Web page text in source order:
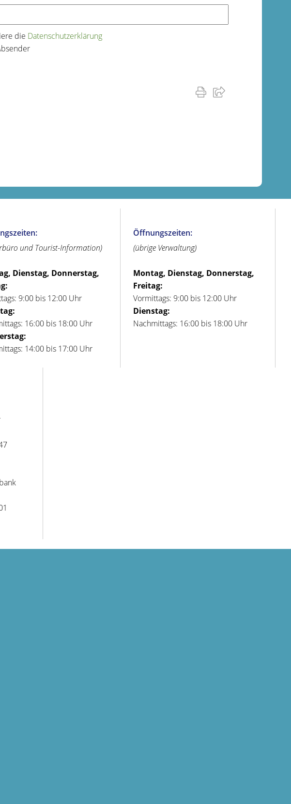
die Datenschutz­erklärung
und Tourist-Information)
Dienstag, Donnerstag,
9:00 bis 12:00 Uhr
16:00 bis 18:00 Uhr
14:00 bis 17:00 Uhr
Öffnungszeiten:
(übrige Verwaltung)
Montag, Dienstag, Donnerstag,
Freitag:
Vormittags: 9:00 bis 12:00 Uhr
Dienstag:
Nachmittags: 16:00 bis 18:00 Uhr